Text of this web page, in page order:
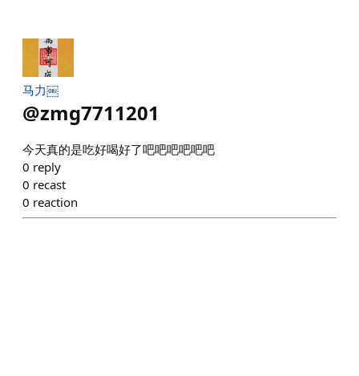
马力￼
@zmg7711201
今天真的是吃好喝好了吧吧吧吧吧吧
0 reply
0 recast
0 reaction